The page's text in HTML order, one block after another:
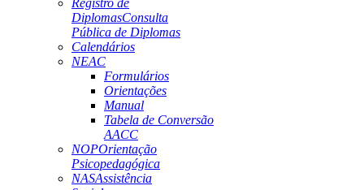
Registro de
DiplomasConsulta
Pública de Diplomas
Calendários
NEAC
Formulários
Orientações
Manual
Tabela de Conversão
AACC
NOPOrientação
Psicopedagógica
NASAssistência